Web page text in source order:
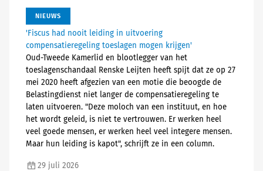
NIEUWS
'Fiscus had nooit leiding in uitvoering
compensatieregeling toeslagen mogen krijgen'
Oud-Tweede Kamerlid en blootlegger van het
toeslagenschandaal Renske Leijten heeft spijt dat ze op 27
mei 2020 heeft afgezien van een motie die beoogde de
Belastingdienst niet langer de compensatieregeling te
laten uitvoeren. "Deze moloch van een instituut, en hoe
het wordt geleid, is niet te vertrouwen. Er werken heel
veel goede mensen, er werken heel veel integere mensen.
Maar hun leiding is kapot", schrijft ze in een column.
29 juli 2026